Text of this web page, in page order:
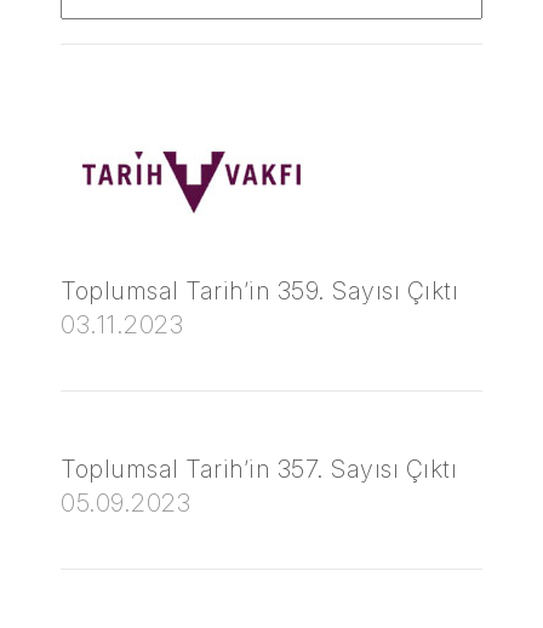
Toplumsal Tarih’in 359. Sayısı Çıktı
03.11.2023
Toplumsal Tarih’in 357. Sayısı Çıktı
05.09.2023